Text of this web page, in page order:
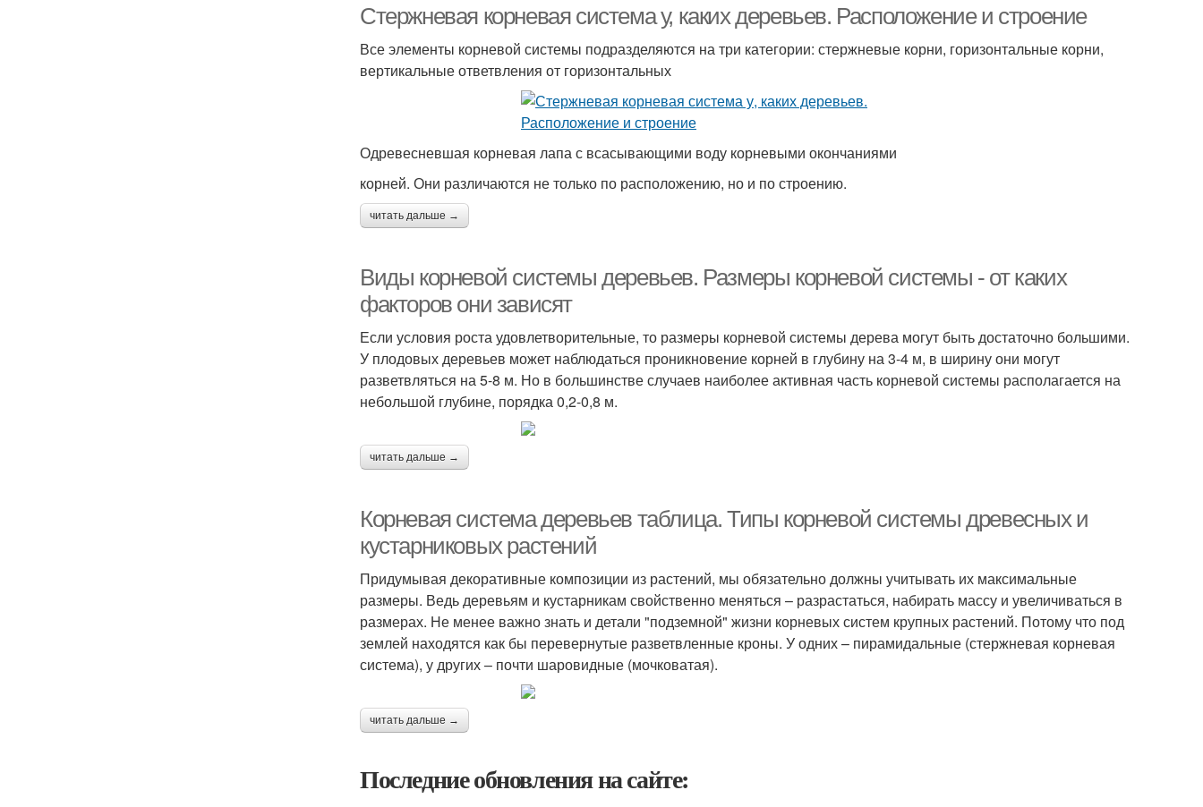
Стержневая корневая система у, каких деревьев. Расположение и строение
Все элементы корневой системы подразделяются на три категории: стержневые корни, горизонтальные корни,
вертикальные ответвления от горизонтальных
Одревесневшая корневая лапа с всасывающими воду корневыми окончаниями
корней. Они различаются не только по расположению, но и по строению.
читать дальше →
Виды корневой системы деревьев. Размеры корневой системы - от каких
факторов они зависят
Если условия роста удовлетворительные, то размеры корневой системы дерева могут быть достаточно большими.
У плодовых деревьев может наблюдаться проникновение корней в глубину на 3-4 м, в ширину они могут
разветвляться на 5-8 м. Но в большинстве случаев наиболее активная часть корневой системы располагается на
небольшой глубине, порядка 0,2-0,8 м.
читать дальше →
Корневая система деревьев таблица. Типы корневой системы древесных и
кустарниковых растений
Придумывая декоративные композиции из растений, мы обязательно должны учитывать их максимальные
размеры. Ведь деревьям и кустарникам свойственно меняться – разрастаться, набирать массу и увеличиваться в
размерах. Не менее важно знать и детали "подземной" жизни корневых систем крупных растений. Потому что под
землей находятся как бы перевернутые разветвленные кроны. У одних – пирамидальные (стержневая корневая
система), у других – почти шаровидные (мочковатая).
читать дальше →
Последние обновления на сайте: